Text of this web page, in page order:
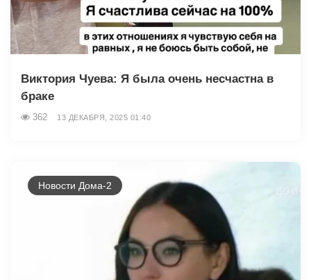
Виктория Чуева: Я была очень несчастна в
браке
362 13 ДЕКАБРЯ, 2025 01:40
Новости Дома-2